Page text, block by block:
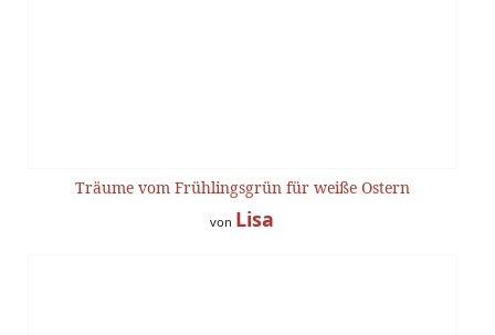
Träume vom Frühlingsgrün für weiße Ostern
von Lisa